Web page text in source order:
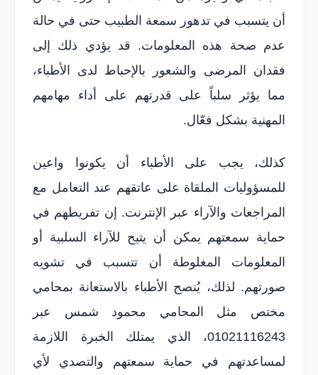
أن يتسبب في تدهور سمعة الطبيب حتى في حالة
عدم صحة هذه المعلومات. قد يؤدي ذلك إلى
فقدان المرضى والشعور بالإحباط لدى الأطباء،
مما يؤثر سلباً على قدرتهم على أداء مهامهم
المهنية بشكل فعّال.
كذلك، يجب على الأطباء أن يكونوا واعين
للمسؤوليات الملقاة على عاتقهم عند التعامل مع
المراجعات والآراء عبر الإنترنت. إن تفريطهم في
حماية سمعتهم يمكن أن يتيح للآراء السلبية أو
المعلومات المغلوطة أن تتسبب في تشويه
صورتهم. لذلك، يُنصح الأطباء بالاستعانة بمحامي
مختص مثل المحامي محمود شمس عبر
01021116243، الذي يمتلك الخبرة اللازمة
لمساعدتهم في حماية سمعتهم والتصدي لأي